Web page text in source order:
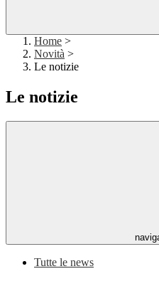
Home >
Novità >
Le notizie
Le notizie
Tutte le news